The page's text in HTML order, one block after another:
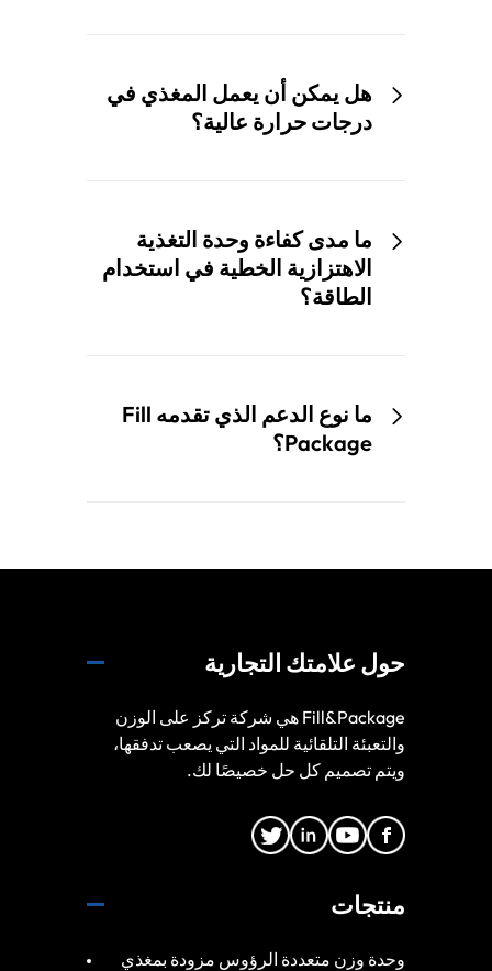
هل يمكن أن يعمل المغذي في
درجات حرارة عالية؟
ما مدى كفاءة وحدة التغذية
الاهتزازية الخطية في استخدام
الطاقة؟
ما نوع الدعم الذي تقدمه Fill
Package؟
حول علامتك التجارية
Fill&Package هي شركة تركز على الوزن
والتعبئة التلقائية للمواد التي يصعب تدفقها،
ويتم تصميم كل حل خصيصًا لك.
منتجات
وحدة وزن متعددة الرؤوس مزودة بمغذي